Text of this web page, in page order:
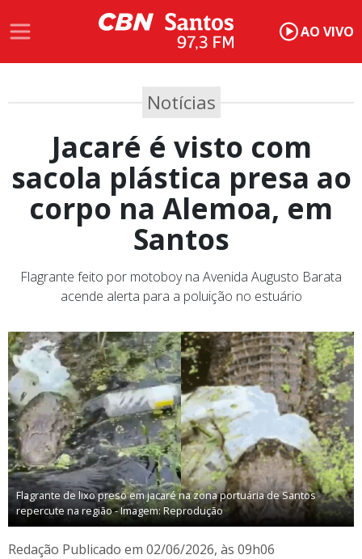
AO VIVO
Notícias
Jacaré é visto com
sacola plástica presa ao
corpo na Alemoa, em
Santos
Flagrante feito por motoboy na Avenida Augusto Barata
acende alerta para a poluição no estuário
Flagrante de lixo preso em jacaré na zona portuária de Santos
repercute na região - Imagem: Reprodução
Redação Publicado em 02/06/2026, às 09h06